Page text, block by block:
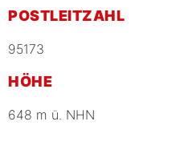
POSTLEITZAHL
95173
HÖHE
648 m ü. NHN